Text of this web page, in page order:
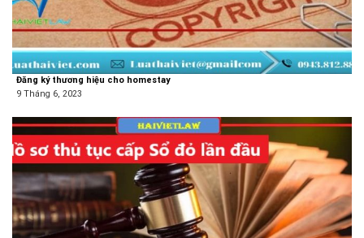
Đăng ký thương hiệu cho homestay
9 Tháng 6, 2023